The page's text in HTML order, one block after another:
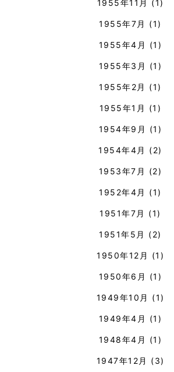
1955年11月 (1)
1955年7月 (1)
1955年4月 (1)
1955年3月 (1)
1955年2月 (1)
1955年1月 (1)
1954年9月 (1)
1954年4月 (2)
1953年7月 (2)
1952年4月 (1)
1951年7月 (1)
1951年5月 (2)
1950年12月 (1)
1950年6月 (1)
1949年10月 (1)
1949年4月 (1)
1948年4月 (1)
1947年12月 (3)